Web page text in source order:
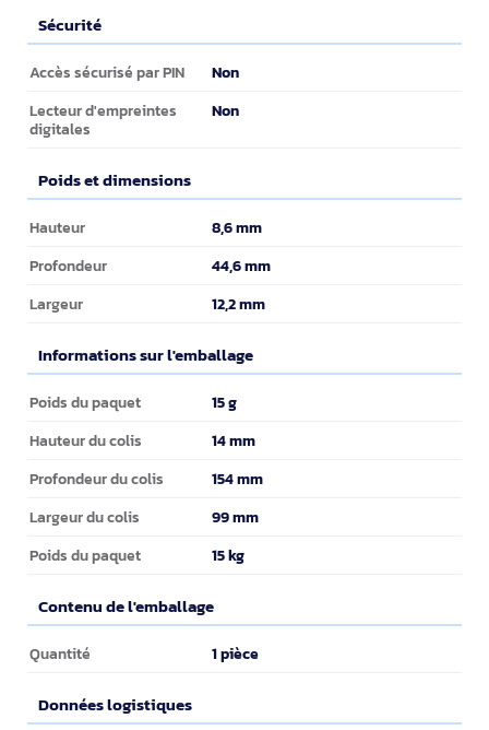
Sécurité
Sécurité
Accès sécurisé par PIN Non
Lecteur d'empreintes
digitales
Non
Poids et dimensions
Poids et dimensions
Hauteur 8,6 mm
Profondeur 44,6 mm
Largeur 12,2 mm
Informations sur l'emballage
Informations sur l'emballage
Poids du paquet 15 g
Hauteur du colis 14 mm
Profondeur du colis 154 mm
Largeur du colis 99 mm
Poids du paquet 15 kg
Contenu de l'emballage
Contenu de l'emballage
Quantité 1 pièce
Données logistiques